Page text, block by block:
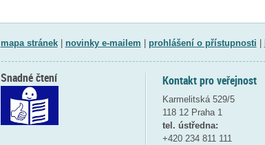
mapa stránek| novinky e-mailem prohlášení o přístupnosti
Kontakt pro veřejnost
Karmelitská 529/5
118 12 Praha 1
tel. ústředna:
+420 234 811 111
Snadné čtení